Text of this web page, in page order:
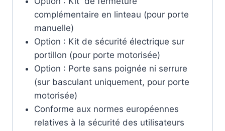
complémentaire en linteau (pour porte
manuelle)
Option : Kit de sécurité électrique sur
portillon (pour porte motorisée)
Option : Porte sans poignée ni serrure
(sur basculant uniquement, pour porte
motorisée)
Conforme aux normes européennes
relatives à la sécurité des utilisateurs